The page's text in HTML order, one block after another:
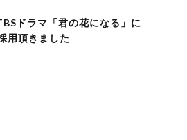
ドラマ「君の花になる」に
用頂きました